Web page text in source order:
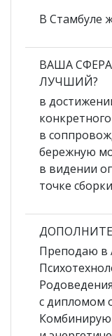
В Стамбуле
ВАША
ЛУЧШИЙ?
в
в
бережную
в видении
точке
Преподаю в
с дипломом
Комбинирую